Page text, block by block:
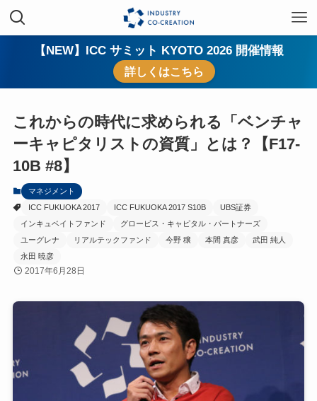
【NEW】ICC サミット KYOTO 2026 開催情報
詳しくはこちら
これからの時代に求められる「ベンチャ
ーキャピタリストの資質」とは？【F17-
10B #8】
マネジメント
ICC FUKUOKA 2017
ICC FUKUOKA 2017 S10B
UBS証券
インキュベイトファンド
グロービス・キャピタル・パートナーズ
ユーグレナ
リアルテックファンド 今野 穣 本間 真彦
武田 純人
永田 暁彦
2017年6月28日